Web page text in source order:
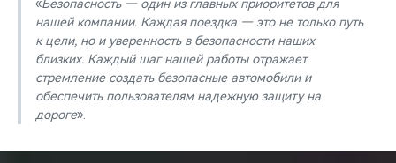
«Безопасность — один из главных приоритетов для
нашей компании. Каждая поездка — это не только путь
к цели, но и уверенность в безопасности наших
близких. Каждый шаг нашей работы отражает
стремление создать безопасные автомобили и
обеспечить пользователям надежную защиту на
дороге».